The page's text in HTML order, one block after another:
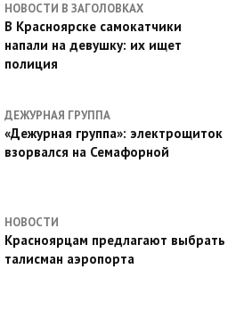
НОВОСТИ В ЗАГОЛОВКАХ
В Красноярске самокатчики
напали на девушку: их ищет
полиция
ДЕЖУРНАЯ ГРУППА
«Дежурная группа»: электрощиток
взорвался на Семафорной
НОВОСТИ
Красноярцам предлагают выбрать
талисман аэропорта